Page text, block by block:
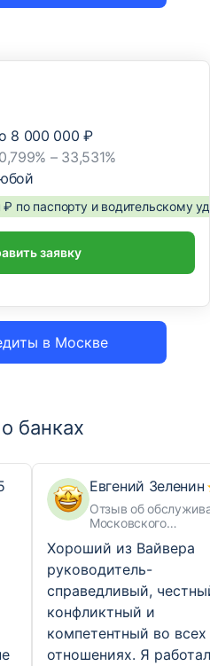
в Москве
8 000 000 ₽
– 33,531%
по паспорту и водительскому
заявку
банках
Евгений Зеленин
Отзыв об
Московского
Хороший из Вайвера
руководитель-
справедливый,
конфликтный и
компетентный во всех
отношениях. Я